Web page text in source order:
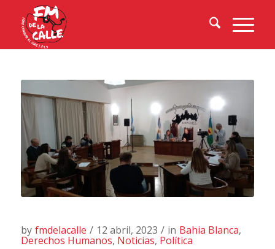
by fmdelacalle / 12 abril, 2023 / in Bahia Blanca,
Derechos Humanos, Noticias, Política